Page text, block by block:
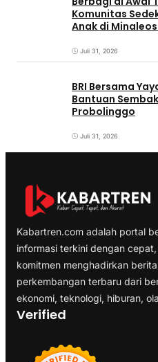
Komunitas
Anak di
Juli 31, 2026
BRI Bersama
Bantuan
Probolinggo
Juli 31, 2026
Kabartren.com adalah portal
informasi terkini dengan
komitmen menghadirkan
perkembangan terbaru dari
ekonomi, teknologi, hiburan,
Verified